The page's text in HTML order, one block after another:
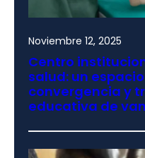
Noviembre 12, 2025
Centro
salud: un
convergencia y
educativa de